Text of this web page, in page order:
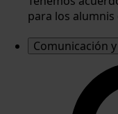
para los alumnis
Comunicación